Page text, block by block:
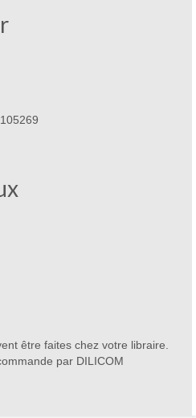
être faites chez votre libraire.
par DILICOM